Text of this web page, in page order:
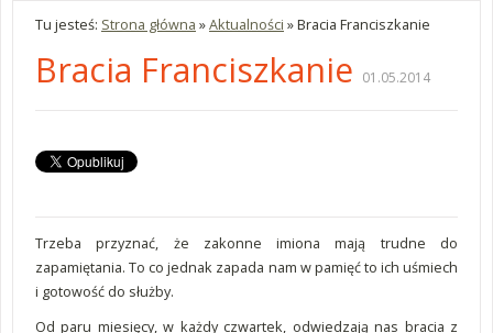
Tu jesteś: Strona główna »Aktualności »Bracia Franciszkanie
Bracia Franciszkanie 01.05.2014
Trzeba przyznać, że zakonne imiona mają trudne do
zapamiętania. To co jednak zapada nam w pamięć to ich uśmiech
i gotowość do służby.
Od paru miesięcy, w każdy czwartek, odwiedzają nas bracia z